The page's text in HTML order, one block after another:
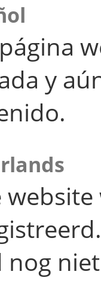
y
nog